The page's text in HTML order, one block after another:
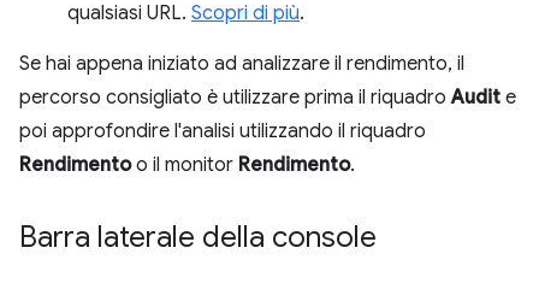
qualsiasi URL. Scopri di più.
Se hai appena iniziato ad analizzare il rendimento, il
percorso consigliato è utilizzare prima il riquadroAudit e
poi approfondire l'analisi utilizzando il riquadro
Rendimentoo il monitor Rendimento.
Barra laterale della console